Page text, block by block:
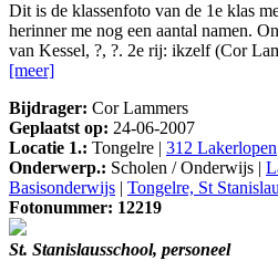
Dit is de klassenfoto van de 1e klas
herinner me nog een aantal namen.
van Kessel, ?, ?. 2e rij: ikzelf (Cor
[meer]
Bijdrager: Cor Lammers
Geplaatst op: 24-06-2007
Locatie 1.: Tongelre | 312 Lakerlopen
Onderwerp.: Scholen / Onderwijs |
Basisonderwijs | Tongelre, St
Fotonummer: 12219
St. Stanislausschool, personeel